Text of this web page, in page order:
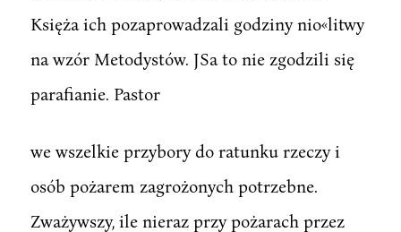
Księża ich pozaprowadzali godziny nio«litwy
na wzór Metodystów. JSa to nie zgodzili się
parafianie. Pastor
we wszelkie przybory do ratunku rzeczy i
osób pożarem zagrożonych potrzebne.
Zważywszy, ile nieraz przy pożarach przez